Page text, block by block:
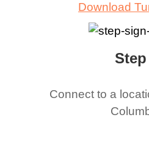
Download
Connect to a